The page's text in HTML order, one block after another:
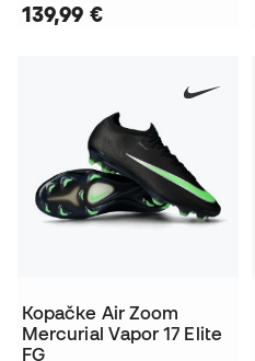
139,99 €
Kopačke Air Zoom
Mercurial Vapor 17 Elite
FG